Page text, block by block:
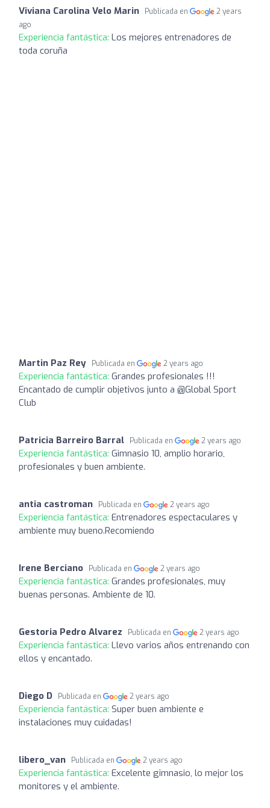
Viviana Carolina Velo Marin Publicada en
2 years
ago
Experiencia fantástica: Los mejores entrenadores de
toda coruña
Martin Paz Rey Publicada en 2 years ago
Experiencia fantástica: Grandes profesionales !!!
Encantado de cumplir objetivos junto a @Global Sport
Club
Patricia Barreiro Barral Publicada en 2 years ago
Experiencia fantástica: Gimnasio 10, amplio horario,
profesionales y buen ambiente.
antia castroman Publicada en 2 years ago
Experiencia fantástica: Entrenadores espectaculares y
ambiente muy bueno.Recomiendo
Irene Berciano Publicada en 2 years ago
Experiencia fantástica: Grandes profesionales, muy
buenas personas. Ambiente de 10.
Gestoria Pedro Alvarez Publicada en 2 years ago
Experiencia fantástica: Llevo varios años entrenando con
ellos y encantado.
Diego D Publicada en 2 years ago
Experiencia fantástica: Super buen ambiente e
instalaciones muy cuidadas!
libero_van Publicada en 2 years ago
Experiencia fantástica: Excelente gimnasio, lo mejor los
monitores y el ambiente.